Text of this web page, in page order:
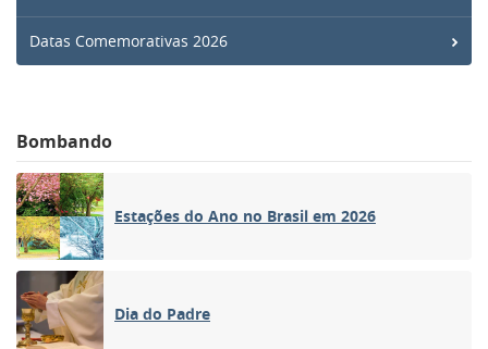
Datas Comemorativas 2026
Bombando
Estações do Ano no Brasil em 2026
Dia do Padre